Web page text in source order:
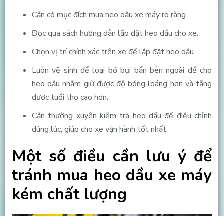
Cần có mục đích mua heo dầu xe máy rõ ràng.
Đọc qua sách hướng dẫn lắp đặt heo dầu cho xe.
Chọn vị trí chính xác trên xe để lắp đặt heo dầu.
Luôn vệ sinh để loại bỏ bụi bẩn bên ngoài để cho
heo dầu nhằm giữ được độ bóng loáng hơn và tăng
được tuổi thọ cao hơn.
Cần thường xuyên kiểm tra heo dầu để điều chỉnh
đúng lúc, giúp cho xe vận hành tốt nhất.
Một số điều cần lưu ý để
tránh mua heo dầu xe máy
kém chất lượng